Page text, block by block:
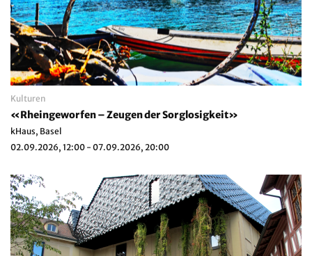
Kulturen
«Rheingeworfen – Zeugen der Sorglosigkeit»
kHaus, Basel
02.09.2026, 12:00 - 07.09.2026, 20:00